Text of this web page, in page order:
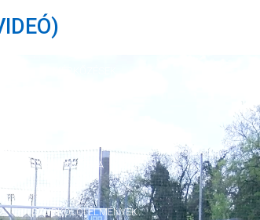
GALÉRIA
SZURKOLÓI ÉLMÉNYEK